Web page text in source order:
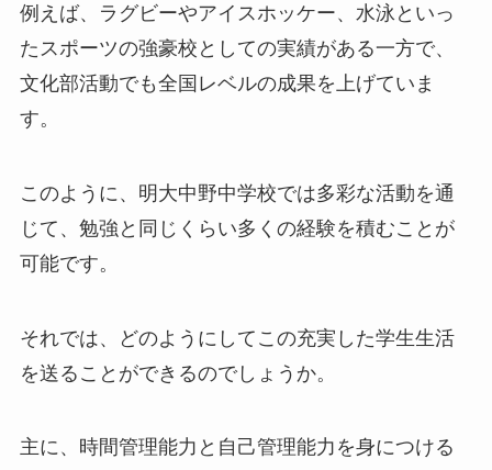
例えば、ラグビーやアイスホッケー、水泳といっ
たスポーツの強豪校としての実績がある一方で、
文化部活動でも全国レベルの成果を上げていま
す。
このように、明大中野中学校では多彩な活動を通
じて、勉強と同じくらい多くの経験を積むことが
可能です。
それでは、どのようにしてこの充実した学生生活
を送ることができるのでしょうか。
主に、時間管理能力と自己管理能力を身につける